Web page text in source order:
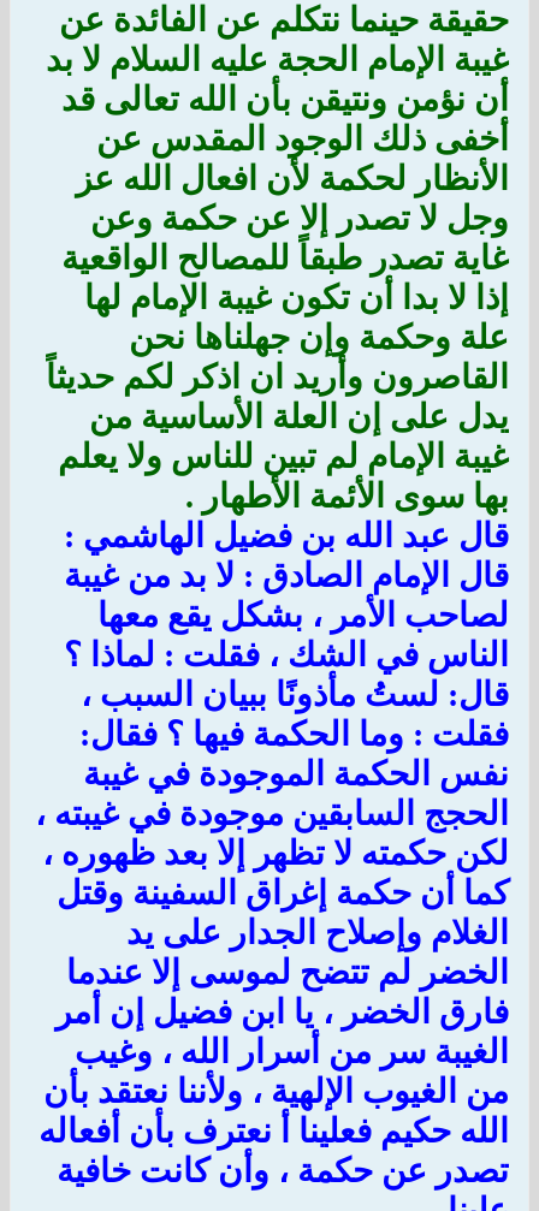
حقيقة حينما نتكلم عن الفائدة عن
غيبة الإمام الحجة عليه السلام لا بد
أن نؤمن ونتيقن بأن الله تعالى قد
أخفى ذلك الوجود المقدس عن
الأنظار لحكمة لأن افعال الله عز
وجل لا تصدر إلا عن حكمة وعن
غاية تصدر طبقاً للمصالح الواقعية
إذا لا بدا أن تكون غيبة الإمام لها
علة وحكمة وإن جهلناها نحن
القاصرون وأريد ان اذكر لكم حديثاً
يدل على إن العلة الأساسية من
غيبة الإمام لم تبين للناس ولا يعلم
بها سوى الأئمة الأطهار .
قال عبد الله بن فضيل الهاشمي :
قال الإمام الصادق : لا بد من غيبة
لصاحب الأمر ، بشكل يقع معها
الناس في الشك ، فقلت : لماذا ؟
قال: لستُ مأذونًا ببيان السبب ،
فقلت : وما الحكمة فيها ؟ فقال:
نفس الحكمة الموجودة في غيبة
الحجج السابقين موجودة في غيبته ،
لكن حكمته لا تظهر إلا بعد ظهوره ،
كما أن حكمة إغراق السفينة وقتل
الغلام وإصلاح الجدار على يد
الخضر لم تتضح لموسى إلا عندما
فارق الخضر ، يا ابن فضيل إن أمر
الغيبة سر من أسرار الله ، وغيب
من الغيوب الإلهية ، ولأننا نعتقد بأن
الله حكيم فعلينا أ نعترف بأن أفعاله
تصدر عن حكمة ، وأن كانت خافية